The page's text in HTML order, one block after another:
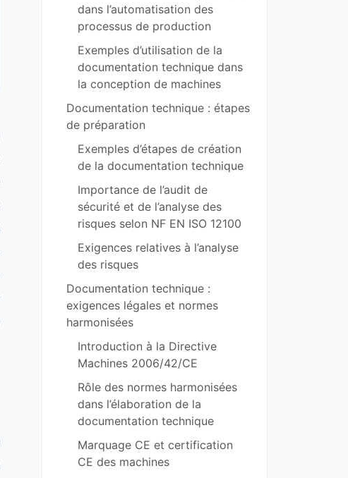
dans l’automatisation des
processus de production
Exemples d’utilisation de la
documentation technique dans
la conception de machines
Documentation technique : étapes
de préparation
Exemples d’étapes de création
de la documentation technique
Importance de l’audit de
sécurité et de l’analyse des
risques selon NF EN ISO 12100
Exigences relatives à l’analyse
des risques
Documentation technique :
exigences légales et normes
harmonisées
Introduction à la Directive
Machines 2006/42/CE
Rôle des normes harmonisées
dans l’élaboration de la
documentation technique
Marquage CE et certification
CE des machines